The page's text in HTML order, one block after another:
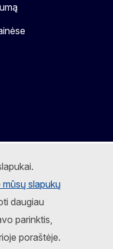
slapukų
daugiau
parinktis,
poraštėje.